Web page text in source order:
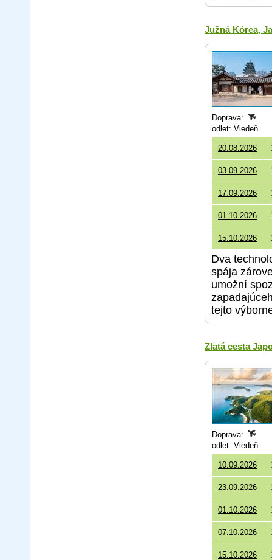
Južná Kórea,
Doprava:
odlet: Viedeň
20.08.2026
03.09.2026
17.09.2026
01.10.2026
15.10.2026
Dva
spája
umožní
tejto
Zlatá cesta
Doprava:
odlet: Viedeň
10.09.2026
23.09.2026
01.10.2026
07.10.2026
15.10.2026